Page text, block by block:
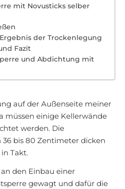
mit Novusticks selber
der Trockenlegung
Fazit
und Abdichtung mit
auf der Außenseite meiner
müssen einige Kellerwände
werden. Die
bis 80 Zentimeter dicken
Takt.
den Einbau einer
gewagt und dafür die